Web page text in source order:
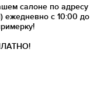
салоне по адресу
с 10:00 до